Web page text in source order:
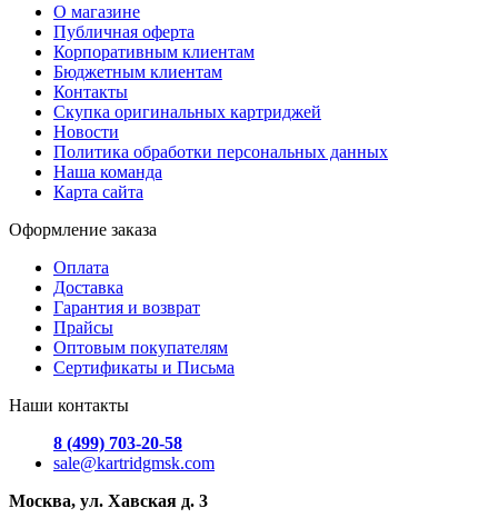
О магазине
Публичная оферта
Корпоративным клиентам
Бюджетным клиентам
Контакты
Скупка оригинальных картриджей
Новости
Политика обработки персональных данных
Наша команда
Карта сайта
Оформление заказа
Оплата
Доставка
Гарантия и возврат
Прайсы
Оптовым покупателям
Сертификаты и Письма
Наши контакты
8 (499) 703-20-58
sale@kartridgmsk.com
Москва, ул. Хавская д. 3